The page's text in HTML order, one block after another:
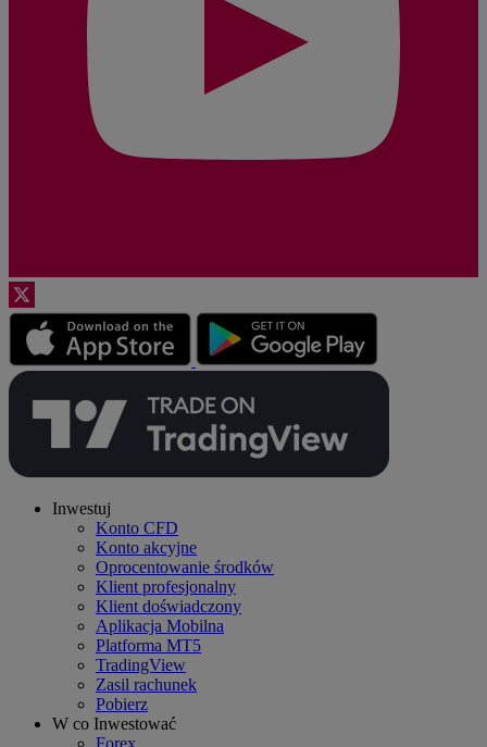
Inwestuj
Konto CFD
Konto akcyjne
Oprocentowanie środków
Klient profesjonalny
Klient doświadczony
Aplikacja Mobilna
Platforma MT5
TradingView
Zasil rachunek
Pobierz
W co Inwestować